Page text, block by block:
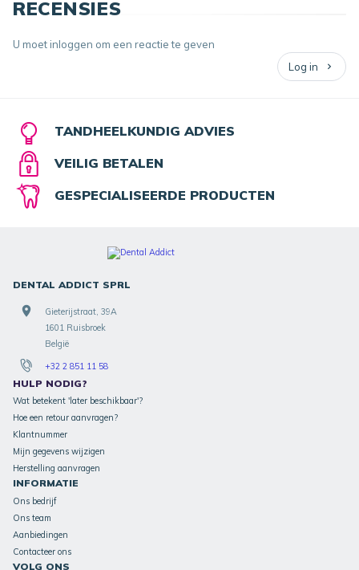
RECENSIES
U moet inloggen om een reactie te geven
Log in
TANDHEELKUNDIG ADVIES
VEILIG BETALEN
GESPECIALISEERDE PRODUCTEN
DENTAL ADDICT SPRL
Gieterijstraat, 39A
1601 Ruisbroek
België
+32 2 851 11 58
HULP NODIG?
Wat betekent 'later beschikbaar'?
Hoe een retour aanvragen?
Klantnummer
Mijn gegevens wijzigen
Herstelling aanvragen
INFORMATIE
Ons bedrijf
Ons team
Aanbiedingen
Contacteer ons
VOLG ONS